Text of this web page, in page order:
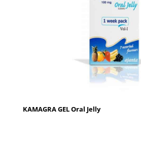
KAMAGRA GEL Oral Jelly